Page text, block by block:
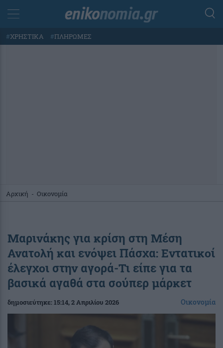
#ΧΡΗΣΤΙΚΑ #ΠΛΗΡΩΜΕΣ
Αρχική - Οικονομία
Μαρινάκης για κρίση στη Μέση
Ανατολή και ενόψει Πάσχα: Εντατικοί
έλεγχοι στην αγορά-Τι είπε για τα
βασικά αγαθά στα σούπερ μάρκετ
δημοσιεύτηκε:15:14, 2 Απριλίου 2026 Οικονομία